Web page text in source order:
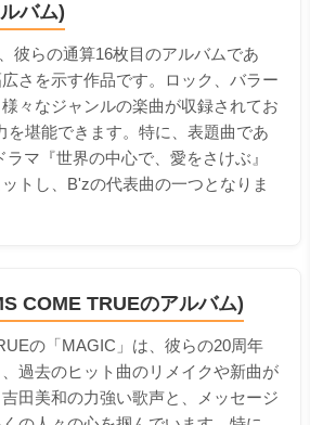
バム)
彼らの通算16枚目のアルバムであ
さを示す作品です。ロック、バラー
々なジャンルの楽曲が収録されてお
を堪能できます。特に、表題曲であ
マ『世界の中心で、愛をさけぶ』
トし、B'zの代表曲の一つとなりま
COME TRUEのアルバム)
の「MAGIC」は、彼らの20周年
過去のヒット曲のリメイクや新曲が
田美和の力強い歌声と、メッセージ